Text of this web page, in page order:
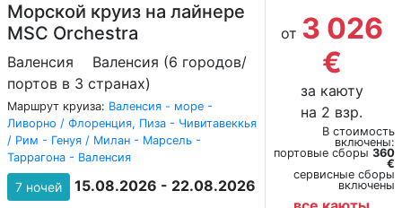
Морской круиз на лайнере
MSC Orchestra
Валенсия
Валенсия (6 городов/
портов в 3 странах)
Маршрут круиза: Валенсия - море -
Ливорно / Флоренция, Пиза - Чивитавеккья
/ Рим - Генуя / Милан - Марсель -
Таррагона - Валенсия
7 ночей 15.08.2026 - 22.08.2026
от 3 026
€
за каюту
на 2 взр.
В стоимость
включены:
портовые сборы 360
€
сервисные сборы
включены